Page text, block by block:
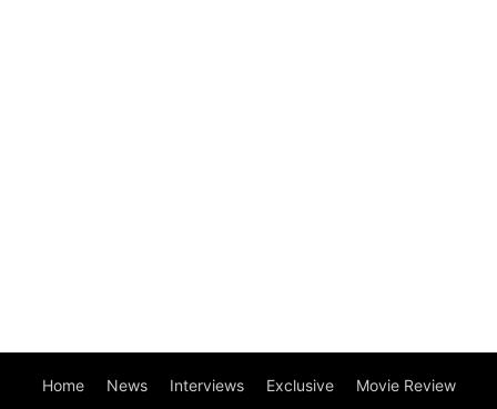
Home News Interviews Exclusive Movie Review